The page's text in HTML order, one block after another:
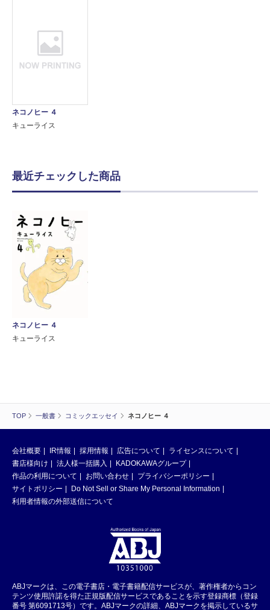
TOP 一般書 コミックエッセイ ネコノヒー ４
ネコノヒー ４
キューライス
最近チェックした商品
ネコノヒー ４
キューライス
会社概要 IR情報 採用情報 広告について
ライセンスについて
書店様向け
法人様一括購入
KADOKAWAグループ
作品の利用について
お問い合わせ
プライバシーポリシー
サイトポリシー
Do Not Sell or Share My Personal Information
利用者情報の外部送信について
ABJマークは、この電子書店・電子書籍配信サービスが、著作権者からコン
テンツ使用許諾を得た正規版配信サービスであることを示す登録商標（登録
番号 第6091713号）です。ABJマークの詳細、ABJマークを掲示しているサ